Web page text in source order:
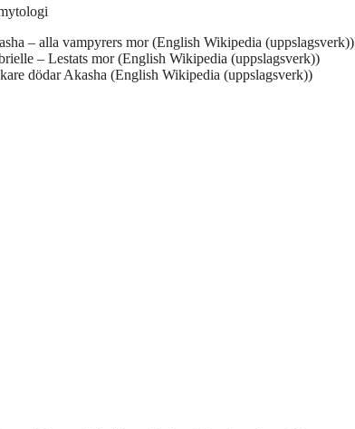
– alla vampyrers mor (English Wikipedia (uppslagsverk))
– Lestats mor (English Wikipedia (uppslagsverk))
dödar Akasha (English Wikipedia (uppslagsverk))